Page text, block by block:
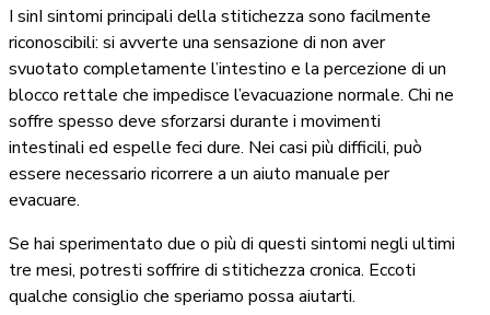
I sinI sintomi principali della stitichezza sono facilmente
riconoscibili: si avverte una sensazione di non aver
svuotato completamente l’intestino e la percezione di un
blocco rettale che impedisce l’evacuazione normale. Chi ne
soffre spesso deve sforzarsi durante i movimenti
intestinali ed espelle feci dure. Nei casi più difficili, può
essere necessario ricorrere a un aiuto manuale per
evacuare.
Se hai sperimentato due o più di questi sintomi negli ultimi
tre mesi, potresti soffrire di stitichezza cronica. Eccoti
qualche consiglio che speriamo possa aiutarti.